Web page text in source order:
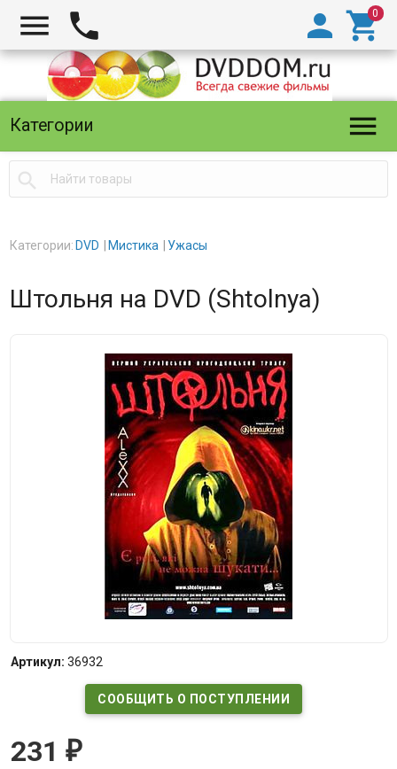
  

Категории 

Категории: DVD Мистика Ужасы
Штольня на DVD (Shtolnya)
Артикул: 36932
СООБЩИТЬ О ПОСТУПЛЕНИИ
231 ₽